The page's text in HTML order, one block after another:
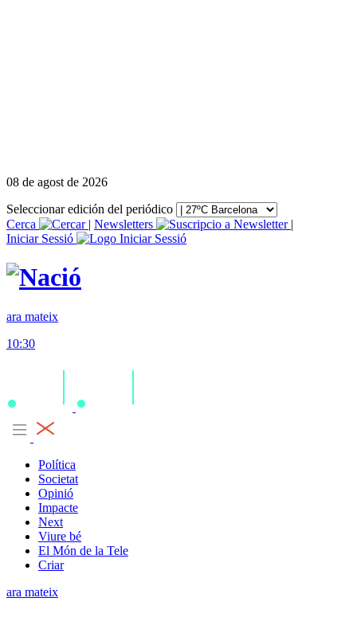
08 de agost de 2026
Seleccionar edición del periódico
Cerca
| Newsletters
|
Iniciar Sessió
ara mateix
10:30
Política
Societat
Opinió
Impacte
Next
Viure bé
El Món de la Tele
Criar
ara mateix